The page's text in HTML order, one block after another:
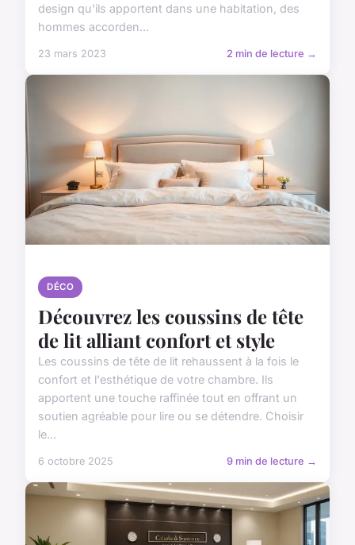
design qu'ils apportent dans une habitation, des
hommes accorden...
23 mars 2023 2 min de lecture →
DÉCO
Découvrez les coussins de tête
de lit alliant confort et style
Les coussins de tête de lit rehaussent à la fois le
confort et l'esthétique de votre chambre. Ils
apportent une touche raffinée tout en offrant un
soutien agréable pour lire ou se détendre. Choisir
le...
6 octobre 2025 9 min de lecture →